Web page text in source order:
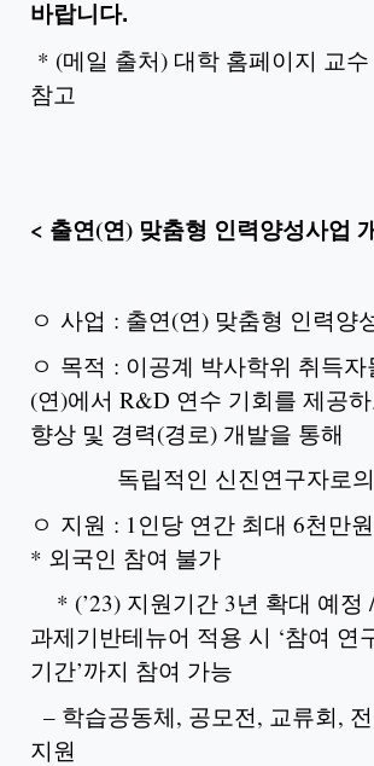
바랍니다.
* (메일 출처) 대학 홈페이지 교수
참고
< 출연(연) 맞춤형 인력양성사업
ㅇ 사업 : 출연(연) 맞춤형 인력양
ㅇ 목적 : 이공계 박사학위 취득자
(연)에서 R&D 연수 기회를 제공
향상 및 경력(경로) 개발을 통해
독립적인 신진연구자로의
ㅇ 지원 : 1인당 연간 최대 6천만
* 외국인 참여 불가
* (’23) 지원기간 3년 확대 예정 /
과제기반테뉴어 적용 시 ‘참여 연
기간’까지 참여 가능
– 학습공동체, 공모전, 교류회,
지원